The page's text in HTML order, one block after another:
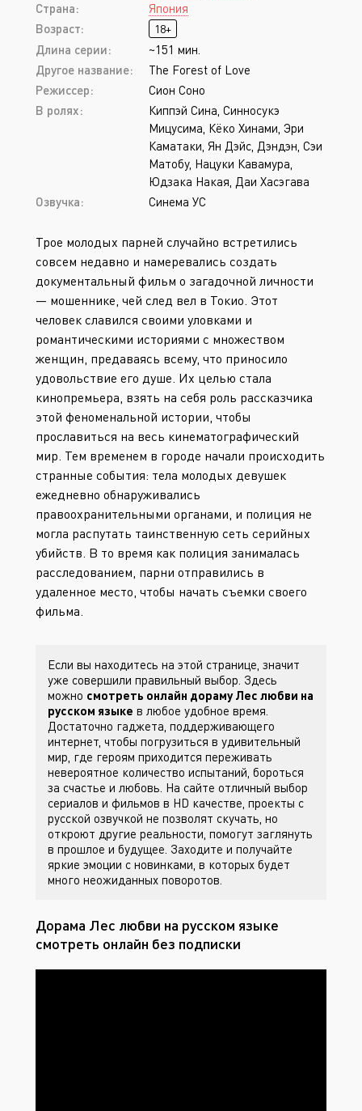
Страна:
Япония
Возраст:
18+
Длина серии:
~151 мин.
Другое название:
The Forest of Love
Режиссер:
Сион Соно
В ролях:
Киппэй Сина, Синносукэ
Мицусима, Кёко Хинами, Эри
Каматаки, Ян Дэйс, Дэндэн, Сэи
Матобу, Нацуки Кавамура,
Юдзака Накая, Даи Хасэгава
Озвучка:
Синема УС
Трое молодых парней случайно встретились
совсем недавно и намеревались создать
документальный фильм о загадочной личности
— мошеннике, чей след вел в Токио. Этот
человек славился своими уловками и
романтическими историями с множеством
женщин, предаваясь всему, что приносило
удовольствие его душе. Их целью стала
кинопремьера, взять на себя роль рассказчика
этой феноменальной истории, чтобы
прославиться на весь кинематографический
мир. Тем временем в городе начали происходить
странные события: тела молодых девушек
ежедневно обнаруживались
правоохранительными органами, и полиция не
могла распутать таинственную сеть серийных
убийств. В то время как полиция занималась
расследованием, парни отправились в
удаленное место, чтобы начать съемки своего
фильма.
Если вы находитесь на этой странице, значит
уже совершили правильный выбор. Здесь
можно смотреть онлайн дораму Лес любви на
русском языке в любое удобное время.
Достаточно гаджета, поддерживающего
интернет, чтобы погрузиться в удивительный
мир, где героям приходится переживать
невероятное количество испытаний, бороться
за счастье и любовь. На сайте отличный выбор
сериалов и фильмов в HD качестве, проекты с
русской озвучкой не позволят скучать, но
откроют другие реальности, помогут заглянуть
в прошлое и будущее. Заходите и получайте
яркие эмоции с новинками, в которых будет
много неожиданных поворотов.
Дорама Лес любви на русском языке
смотреть онлайн без подписки